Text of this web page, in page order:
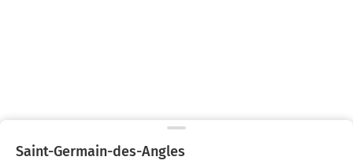
Saint-Germain-des-Angles